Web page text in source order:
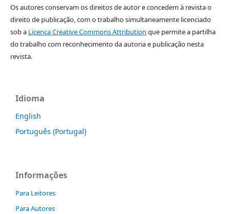
Os autores conservam os direitos de autor e concedem à revista o
direito de publicação, com o trabalho simultaneamente licenciado
sob a Licença Creative Commons Attribution que permite a partilha
do trabalho com reconhecimento da autoria e publicação nesta
revista.
Idioma
English
Português (Portugal)
Informações
Para Leitores
Para Autores